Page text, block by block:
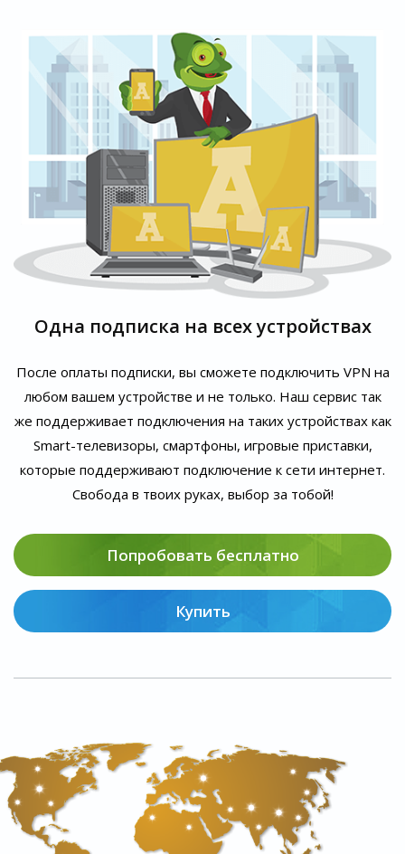
Одна подписка на всех устройствах
После оплаты подписки, вы сможете подключить VPN на
любом вашем устройстве и не только. Наш сервис так
же поддерживает подключения на таких устройствах как
Smart-телевизоры, смартфоны, игровые приставки,
которые поддерживают подключение к сети интернет.
Свобода в твоих руках, выбор за тобой!
Попробовать бесплатно
Купить